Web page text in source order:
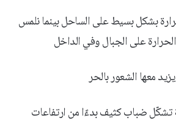
بشكل بسيط على الساحل بينما نلمس
على الجبال وفي الداخل
معها الشعور بالحر
تشكّل ضباب كثيف بدءًا من ارتفاعات